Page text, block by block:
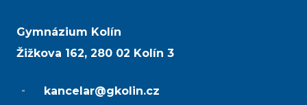
Gymnázium Kolín
Žižkova 162, 280 02 Kolín 3
kancelar@gkolin.cz